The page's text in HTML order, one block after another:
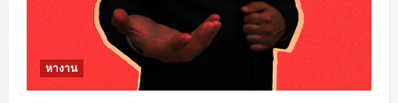
งาน
หางาน